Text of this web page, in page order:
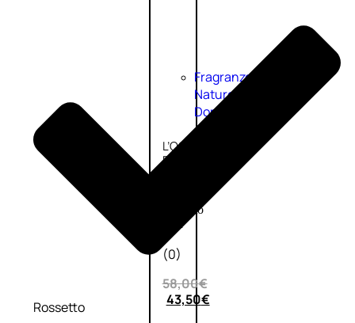
Fragranze
Nature
Donna
L’OCCITANE
EDT
Valutato
su
5
(0)
58,00€
43,50€
Rossetto